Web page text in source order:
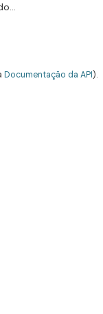
Documentação da API).